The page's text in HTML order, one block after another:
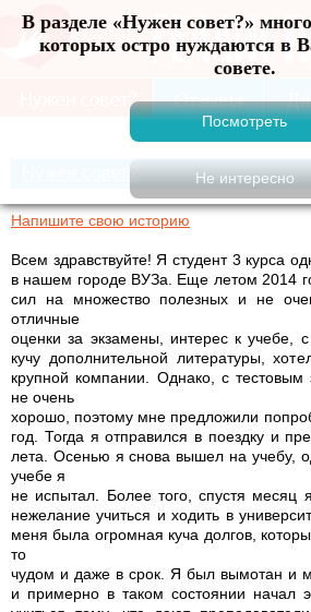
В разделе «Нужен совет?»
которых остро нуждаются в
совете.
Нужен совет?
Напишите свою историю
Всем здравствуйте! Я студент 3 курса
в нашем городе ВУЗа. Еще летом 2014
сил на множество полезных и не
отличные
оценки за экзамены, интерес к учебе,
кучу дополнительной литературы,
крупной компании. Однако, с тестовым
не очень
хорошо, поэтому мне предложили
год. Тогда я отправился в поездку и
лета. Осенью я снова вышел на учебу,
учебе я
не испытал. Более того, спустя месяц
нежелание учиться и ходить в
меня была огромная куча долгов,
то
чудом и даже в срок. Я был вымотан и
и примерно в таком состоянии начал